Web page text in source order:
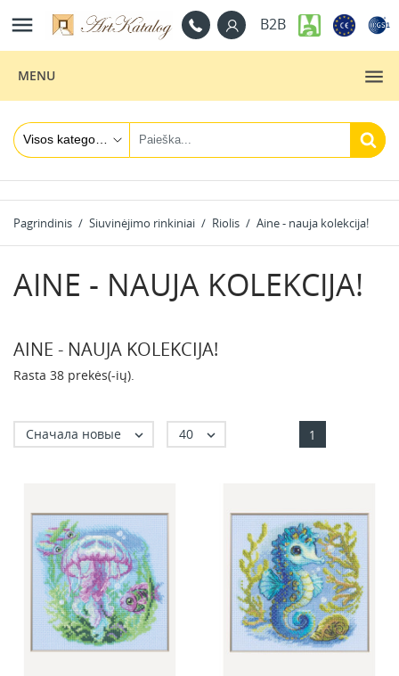
 B2B
MENU
Pagrindinis Siuvinėjimo rinkiniai Riolis Aine - nauja kolekcija!
AINE - NAUJA KOLEKCIJA!
AINE - NAUJA KOLEKCIJA!
Rasta 38 prekės(-ių).
Сначала новые  40  1